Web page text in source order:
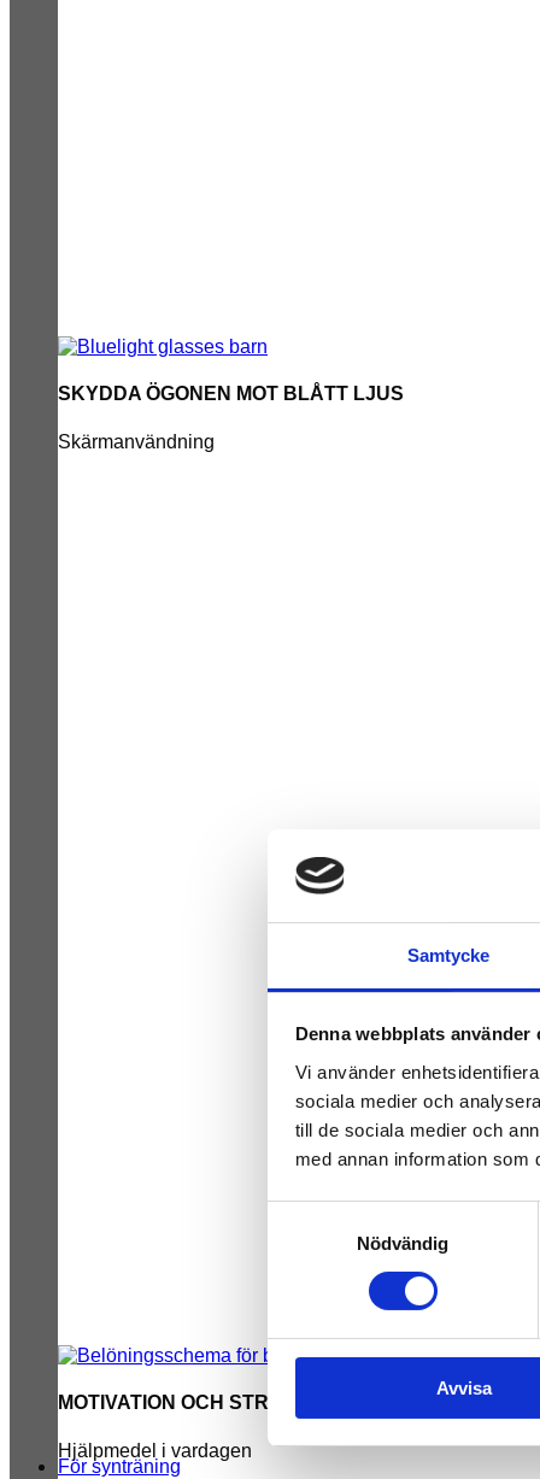
Samtycke
Denna webbplats använder
Vi använder
sociala medier och
till de sociala medier och
med annan information som
Nödvändig
Avvisa
SKYDDA ÖGONEN MOT BLÅTT LJUS
Skärmanvändning
MOTIVATION OCH STRUKTUR
Hjälpmedel i vardagen
För synträning